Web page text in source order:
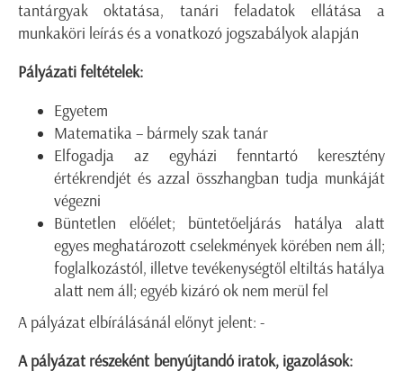
tantárgyak oktatása, tanári feladatok ellátása a
munkaköri leírás és a vonatkozó jogszabályok alapján
Pályázati feltételek:
Egyetem
Matematika – bármely szak tanár
Elfogadja az egyházi fenntartó keresztény
értékrendjét és azzal összhangban tudja munkáját
végezni
Büntetlen előélet; büntetőeljárás hatálya alatt
egyes meghatározott cselekmények körében nem áll;
foglalkozástól, illetve tevékenységtől eltiltás hatálya
alatt nem áll; egyéb kizáró ok nem merül fel
A pályázat elbírálásánál előnyt jelent: -
A pályázat részeként benyújtandó iratok, igazolások: